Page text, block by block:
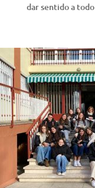
dar sentido a todo